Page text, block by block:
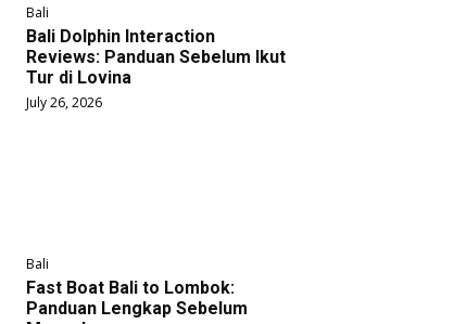
Bali
Bali Dolphin Interaction
Reviews: Panduan Sebelum Ikut
Tur di Lovina
July 26, 2026
Bali
Fast Boat Bali to Lombok:
Panduan Lengkap Sebelum